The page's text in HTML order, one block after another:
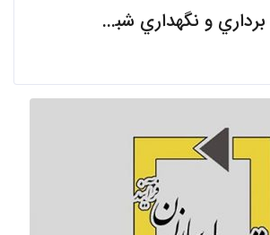
نظارت بر بهره برداري و نگهداري شبكه جمع آوري و تصفيه خانه فاضلاب 15 شهرك و ناحيه صنعتي داراي شبكه و تصفيه خانه فاضلاب